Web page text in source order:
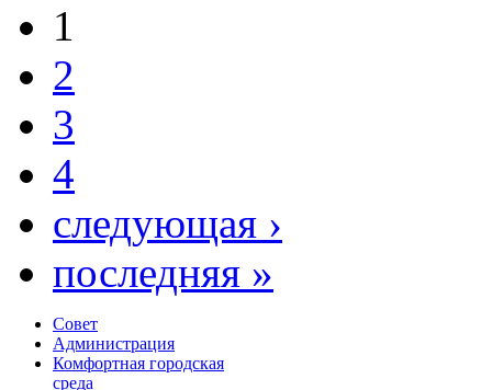
1
2
3
4
следующая ›
последняя »
Совет
Администрация
Комфортная городская
среда